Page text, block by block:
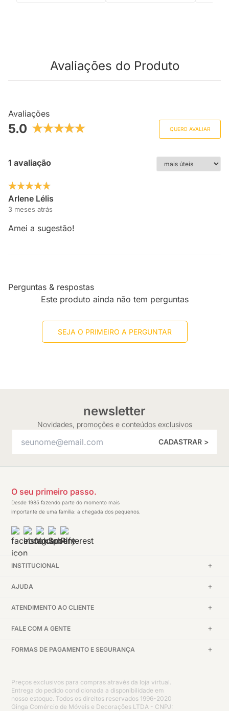
Avaliações do Produto
Avaliações
5.0 QUERO AVALIAR
1 avaliação
Arlene Lélis
3 meses atrás
Amei a sugestão!
Perguntas & respostas
Este produto ainda não tem perguntas
SEJA O PRIMEIRO A PERGUNTAR
newsletter
Novidades, promoções e conteúdos exclusivos
CADASTRAR >
O seu primeiro passo.
Desde 1985 fazendo parte do momento mais
importante de uma família: a chegada dos pequenos.
INSTITUCIONAL
AJUDA
ATENDIMENTO AO CLIENTE
FALE COM A GENTE
FORMAS DE PAGAMENTO E SEGURANÇA
Preços exclusivos para compras através da loja virtual.
Entrega do pedido condicionada a disponibilidade em
nosso estoque. Todos os direitos reservados 1996-2020
Ginga Comércio de Móveis e Decorações LTDA - CNPJ: